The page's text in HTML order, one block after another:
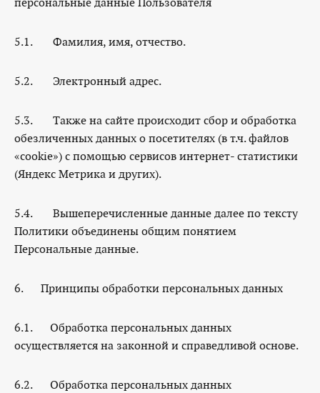
5.1. Фамилия, имя, отчество.
5.2. Электронный адрес.
5.3. Также на сайте происходит сбор и обработка
обезличенных данных о посетителях (в т.ч. файлов
«cookie») с помощью сервисов интернет- статистики
(Яндекс Метрика и других).
5.4. Вышеперечисленные данные далее по тексту
Политики объединены общим понятием
Персональные данные.
6. Принципы обработки персональных данных
6.1. Обработка персональных данных
осуществляется на законной и справедливой основе.
6.2. Обработка персональных данных